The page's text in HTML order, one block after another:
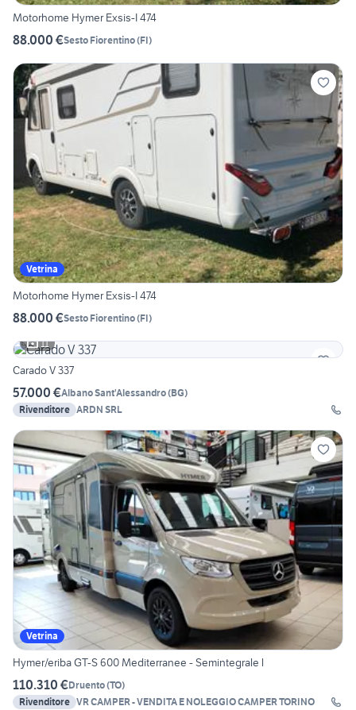
Motorhome Hymer Exsis-I 474
88.000 €Sesto Fiorentino(FI)
Vetrina
Motorhome Hymer Exsis-I 474
88.000 €Sesto Fiorentino(FI)
11
Carado V 337
57.000 €Albano Sant'Alessandro(BG)
Rivenditore ARDN SRL
Vetrina
Hymer/eriba GT-S 600 Mediterranee - Semintegrale l
110.310 €Druento(TO)
Rivenditore VR CAMPER - VENDITA E NOLEGGIO CAMPER TORINO